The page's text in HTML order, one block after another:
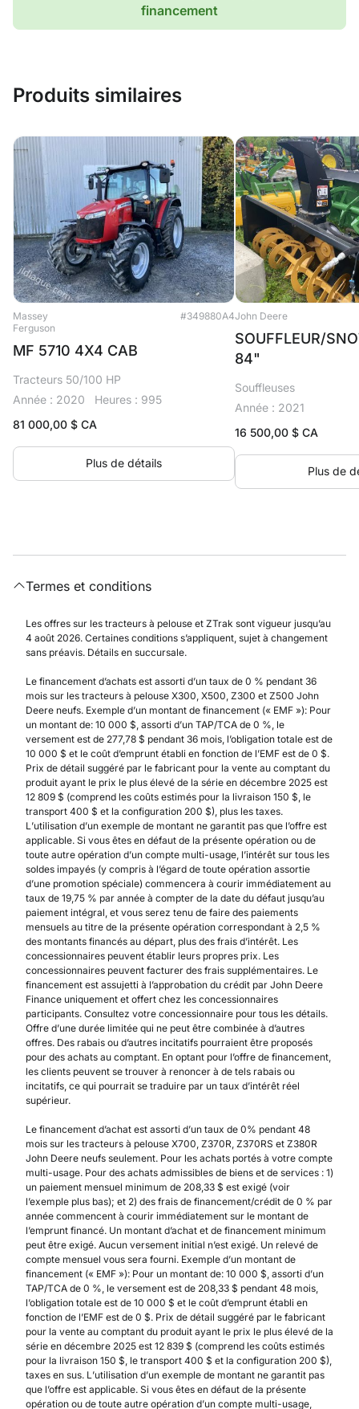
financement
Produits similaires
Massey
Ferguson
#349880A4
MF 5710 4X4 CAB
Tracteurs 50/100 HP
Année : 2020
Heures : 995
81 000,00 $ CA
Plus de détails
John Deere
SOUFFLEUR/
84"
Souffleuses
Année : 2021
16 500,00$ CA
Plus de
Termes et conditions
Les offres sur les tracteurs à pelouse et ZTrak sont vigueur jusqu’au
4 août 2026. Certaines conditions s’appliquent, sujet à changement
sans préavis. Détails en succursale.
Le financement d’achats est assorti d’un taux de 0 % pendant 36
mois sur les tracteurs à pelouse X300, X500, Z300 et Z500 John
Deere neufs. Exemple d’un montant de financement (« EMF »): Pour
un montant de: 10 000 $, assorti d’un TAP/TCA de 0 %, le
versement est de 277,78 $ pendant 36 mois, l’obligation totale est de
10 000 $ et le coût d’emprunt établi en fonction de l’EMF est de 0 $.
Prix de détail suggéré par le fabricant pour la vente au comptant du
produit ayant le prix le plus élevé de la série en décembre 2025 est
12 809 $ (comprend les coûts estimés pour la livraison 150 $, le
transport 400 $ et la configuration 200 $), plus les taxes.
L’utilisation d’un exemple de montant ne garantit pas que l’offre est
applicable. Si vous êtes en défaut de la présente opération ou de
toute autre opération d’un compte multi-usage, l’intérêt sur tous les
soldes impayés (y compris à l’égard de toute opération assortie
d’une promotion spéciale) commencera à courir immédiatement au
taux de 19,75 % par année à compter de la date du défaut jusqu’au
paiement intégral, et vous serez tenu de faire des paiements
mensuels au titre de la présente opération correspondant à 2,5 %
des montants financés au départ, plus des frais d’intérêt. Les
concessionnaires peuvent établir leurs propres prix. Les
concessionnaires peuvent facturer des frais supplémentaires. Le
financement est assujetti à l’approbation du crédit par John Deere
Finance uniquement et offert chez les concessionnaires
participants. Consultez votre concessionnaire pour tous les détails.
Offre d’une durée limitée qui ne peut être combinée à d’autres
offres. Des rabais ou d’autres incitatifs pourraient être proposés
pour des achats au comptant. En optant pour l’offre de financement,
les clients peuvent se trouver à renoncer à de tels rabais ou
incitatifs, ce qui pourrait se traduire par un taux d’intérêt réel
supérieur.
Le financement d’achat est assorti d’un taux de 0% pendant 48
mois sur les tracteurs à pelouse X700, Z370R, Z370RS et Z380R
John Deere neufs seulement. Pour les achats portés à votre compte
multi-usage. Pour des achats admissibles de biens et de services : 1)
un paiement mensuel minimum de 208,33 $ est exigé (voir
l’exemple plus bas); et 2) des frais de financement/crédit de 0 % par
année commencent à courir immédiatement sur le montant de
l’emprunt financé. Un montant d’achat et de financement minimum
peut être exigé. Aucun versement initial n’est exigé. Un relevé de
compte mensuel vous sera fourni. Exemple d’un montant de
financement (« EMF »): Pour un montant de: 10 000 $, assorti d’un
TAP/TCA de 0 %, le versement est de 208,33 $ pendant 48 mois,
l’obligation totale est de 10 000 $ et le coût d’emprunt établi en
fonction de l’EMF est de 0 $. Prix de détail suggéré par le fabricant
pour la vente au comptant du produit ayant le prix le plus élevé de la
série en décembre 2025 est 12 839 $ (comprend les coûts estimés
pour la livraison 150 $, le transport 400 $ et la configuration 200 $),
taxes en sus. L’utilisation d’un exemple de montant ne garantit pas
que l’offre est applicable. Si vous êtes en défaut de la présente
opération ou de toute autre opération d’un compte multi-usage,